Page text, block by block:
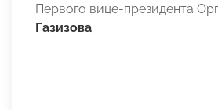
Первого вице-президента
Газизова.